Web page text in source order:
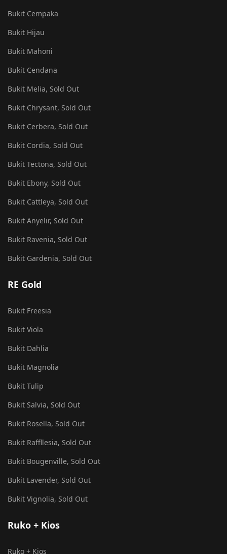
Bukit Cempaka
Bukit Hijau
Bukit Mahoni
Bukit Cendana
Bukit Melia, Sold Out
Bukit Chrysant, Sold Out
Bukit Cerbera, Sold Out
Bukit Cordia, Sold Out
Bukit Tectona, Sold Out
Bukit Ebony, Sold Out
Bukit Cattleya, Sold Out
Bukit Anyelir, Sold Out
Bukit Ravenia, Sold Out
Bukit Gardenia, Sold Out
RE Gold
Bukit Freesia
Bukit Viola
Bukit Dahlia
Bukit Magnolia
Bukit Tulip
Bukit Salvia, Sold Out
Bukit Rosella, Sold Out
Bukit Raffllesia, Sold Out
Bukit Bougenville, Sold Out
Bukit Lavender, Sold Out
Bukit Vignolia, Sold Out
Ruko + Kios
Ruko + Kios